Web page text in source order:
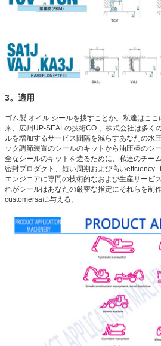
3。適用
ゴム製 オイル シールを捜すことか。私達はこ
来、広州UP-SEALの技術CO.、株式会社は多く
ルを増加するサービス間隔を減らすあなたの水
ック調節装置のシールのキットから油圧棒のシ
全なシールのキットを造るために、私達のチー
密封プロダクト、短い周期および高いeffciency
エンジニアに専門の技術的なおよび生産サービ
れがシールはあなたの厳密な指定にそれらを制
customersaに与える。